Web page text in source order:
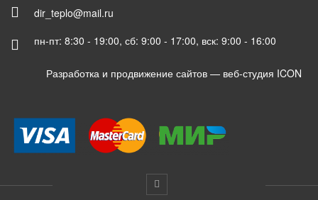
dir_teplo@mail.ru
пн-пт: 8:30 - 19:00, сб: 9:00 - 17:00, вск: 9:00 - 16:00
Разработка и продвижение сайтов — веб-студия ICON